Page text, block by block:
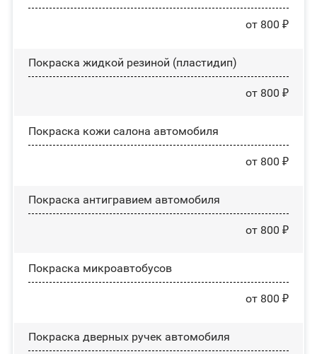
от 800 ₽
Покраска жидкой резиной (пластидип)
от 800 ₽
Покраска кожи салона автомобиля
от 800 ₽
Покраска антигравием автомобиля
от 800 ₽
Покраска микроавтобусов
от 800 ₽
Покраска дверных ручек автомобиля